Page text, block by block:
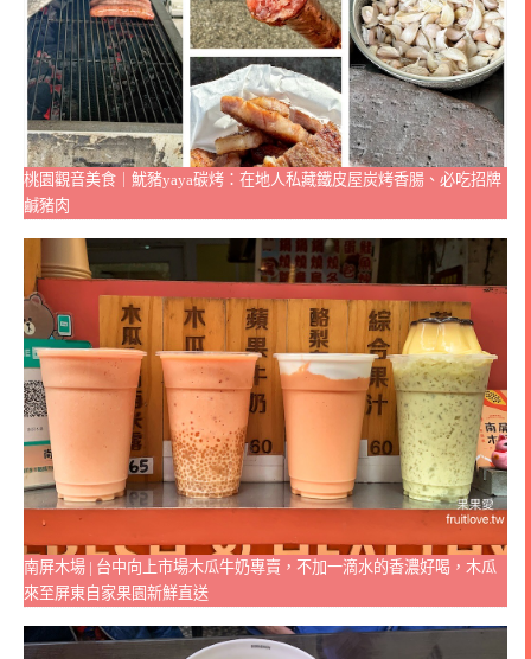
桃園觀音美食｜魷豬yaya碳烤：在地人私藏鐵皮屋炭烤香腸、必吃招牌
鹹豬肉
南屏木場 | 台中向上市場木瓜牛奶專賣，不加一滴水的香濃好喝，木瓜
來至屏東自家果園新鮮直送